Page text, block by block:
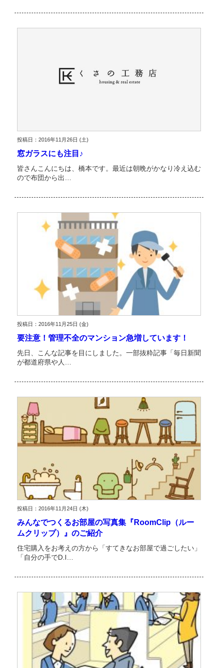
投稿日：2016年11月26日 (土)
窓ガラスにも注目♪
皆さんこんにちは、橋本です。最近は朝晩がかなり冷え込む
ので布団から出…
投稿日：2016年11月25日 (金)
要注意！管理不全のマンション急増しています！
先日、こんな記事を目にしました。一部抜粋記事「毎日新聞
が都道府県や人…
投稿日：2016年11月24日 (木)
みんなでつくるお部屋の写真集『RoomClip（ルー
ムクリップ）』のご紹介
住宅購入をお考えの方から「すてきなお部屋で過ごしたい」
「自分の手でD.I…